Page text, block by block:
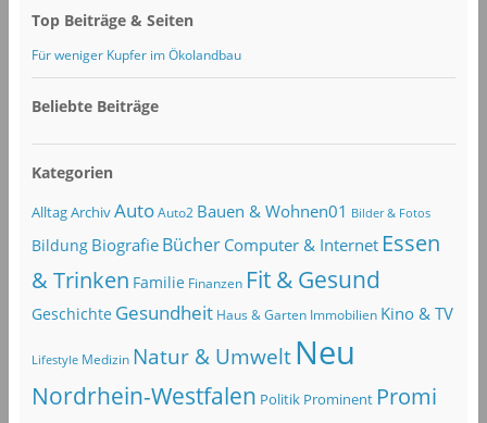
Top Beiträge & Seiten
Für weniger Kupfer im Ökolandbau
Beliebte Beiträge
Kategorien
AlltagArchivAuto Auto2 Bauen & Wohnen01 Bilder & Fotos
Bildung Biografie Bücher Computer & Internet Essen
& Trinken Familie Finanzen Fit & Gesund
Geschichte Gesundheit Haus & Garten Immobilien Kino & TV
Lifestyle Medizin Natur & Umwelt Neu
Nordrhein-Westfalen Politik Prominent Promi